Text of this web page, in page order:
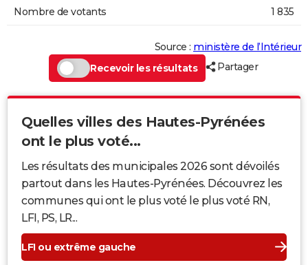
Nombre de votants 1 835
Source : ministère de l’Intérieur
Recevoir les résultats
Partager
Quelles villes des Hautes-Pyrénées
ont le plus voté...
Les résultats des municipales 2026 sont dévoilés
partout dans les Hautes-Pyrénées. Découvrez les
communes qui ont le plus voté le plus voté RN,
LFI, PS, LR...
LFI ou extrême gauche